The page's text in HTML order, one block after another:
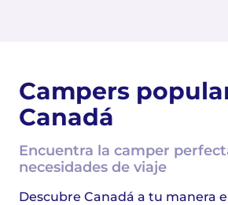
Campers
Canadá
Encuentra la camper
necesidades de viaje
Descubre Canadá a tu manera